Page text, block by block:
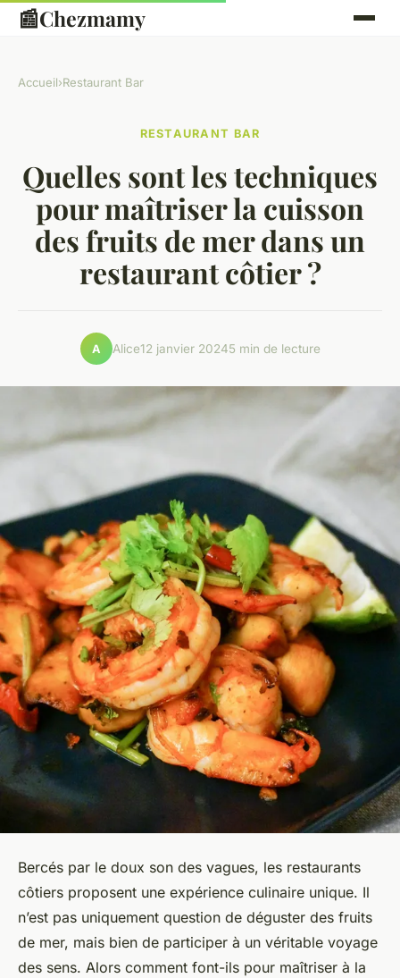
📰Chezmamy
Accueil›Restaurant Bar
RESTAURANT BAR
Quelles sont les techniques
pour maîtriser la cuisson
des fruits de mer dans un
restaurant côtier ?
A Alice12 janvier 20245 min de lecture
Bercés par le doux son des vagues, les restaurants
côtiers proposent une expérience culinaire unique. Il
n’est pas uniquement question de déguster des fruits
de mer, mais bien de participer à un véritable voyage
des sens. Alors comment font-ils pour maîtriser à la